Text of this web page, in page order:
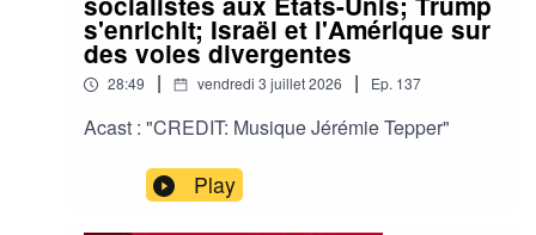
s'enrichit; Israël et l'Amérique sur
des voies divergentes
28:49 | vendredi 3 juillet 2026 | Ep. 137
Acast : "CREDIT: Musique Jérémie Tepper"
Play